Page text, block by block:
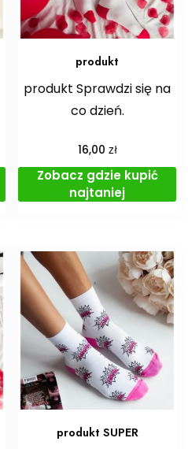
produkt
produkt Sprawdzi się na
co dzień.
16,00 zł
Zobacz gdzie kupić
najtaniej
produkt SUPER